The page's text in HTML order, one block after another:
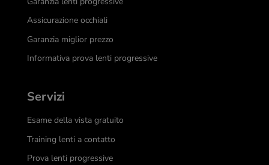
Assicurazione occhiali
Garanzia miglior prezzo
Informativa prova lenti progressive
Servizi
Esame della vista gratuito
Training lenti a contatto
Prova lenti progressive